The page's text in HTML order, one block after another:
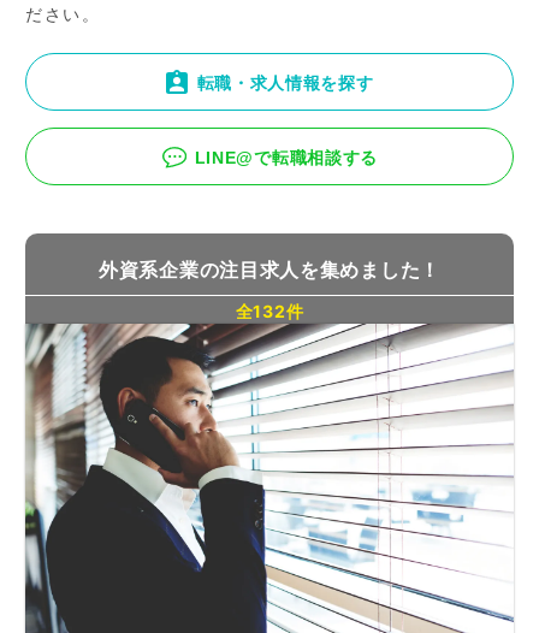
ださい。
転職・求人情報を探す
LINE@で転職相談する
外資系企業の注目求人を集めました！
全132件